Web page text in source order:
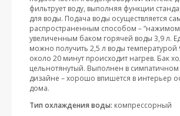
фильтрует воду, выполняя функции
для воды. Подача воды осуществляется
распространенным способом – “нажимом
увеличенным баком горячей воды 3,9 л.
можно получить 2,5 л воды температурой
около 20 минут происходит нагрев. Бак
цельнотянутый. Выполнен в
дизайне – хорошо впишется в интерьер
дома.
Тип охлаждения воды: компрессорный